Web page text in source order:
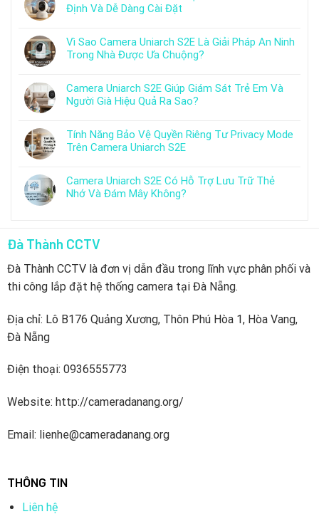
Định Và Dễ Dàng Cài Đặt
Vì Sao Camera Uniarch S2E Là Giải Pháp An Ninh
Trong Nhà Được Ưa Chuộng?
Camera Uniarch S2E Giúp Giám Sát Trẻ Em Và
Người Già Hiệu Quả Ra Sao?
Tính Năng Bảo Vệ Quyền Riêng Tư Privacy Mode
Trên Camera Uniarch S2E
Camera Uniarch S2E Có Hỗ Trợ Lưu Trữ Thẻ
Nhớ Và Đám Mây Không?
Đà Thành CCTV
Đà Thành CCTV là đơn vị dẫn đầu trong lĩnh vực phân phối và
thi công lắp đặt hệ thống camera tại Đà Nẵng.
Địa chỉ: Lô B176 Quảng Xương, Thôn Phú Hòa 1, Hòa Vang,
Đà Nẵng
Điện thoại: 0936555773
Website: http://cameradanang.org/
Email: lienhe@cameradanang.org
THÔNG TIN
Liên hệ